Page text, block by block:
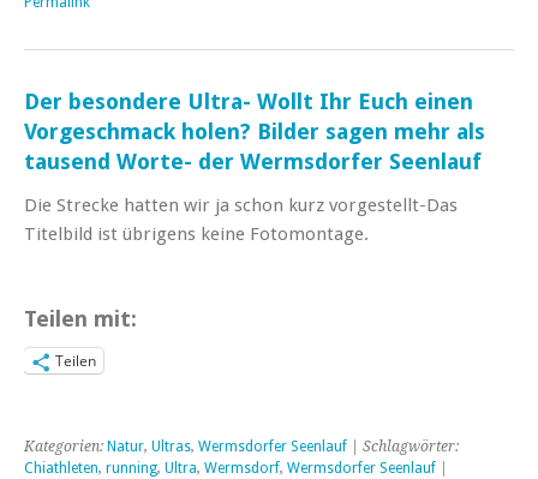
Der besondere Ultra- Wollt Ihr Euch einen
Vorgeschmack holen? Bilder sagen mehr als
tausend Worte- der Wermsdorfer Seenlauf
Die Strecke hatten wir ja schon kurz vorgestellt-Das
Titelbild ist übrigens keine Fotomontage.
Teilen mit:
Teilen
Kategorien: Natur, Ultras, Wermsdorfer Seenlauf | Schlagwörter:
Chiathleten, running, Ultra, Wermsdorf, Wermsdorfer Seenlauf